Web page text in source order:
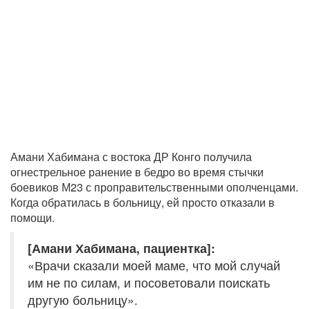
Амани Хабимана с востока ДР Конго получила
огнестрельное ранение в бедро во время стычки
боевиков М23 с проправительственными ополченцами.
Когда обратилась в больницу, ей просто отказали в
помощи.
[Амани Хабимана, пациентка]:
«Врачи сказали моей маме, что мой случай
им не по силам, и посоветовали поискать
другую больницу».